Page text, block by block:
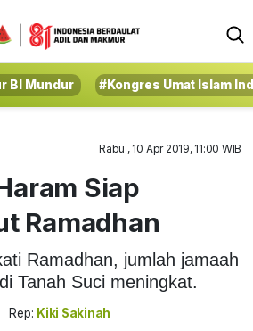
BI Mundur #Kongres Umat Islam
Rabu , 10 Apr 2019, 11:00 WIB
Siap
Ramadhan
Ramadhan, jumlah jamaah
Tanah Suci meningkat.
Rep: Kiki Sakinah